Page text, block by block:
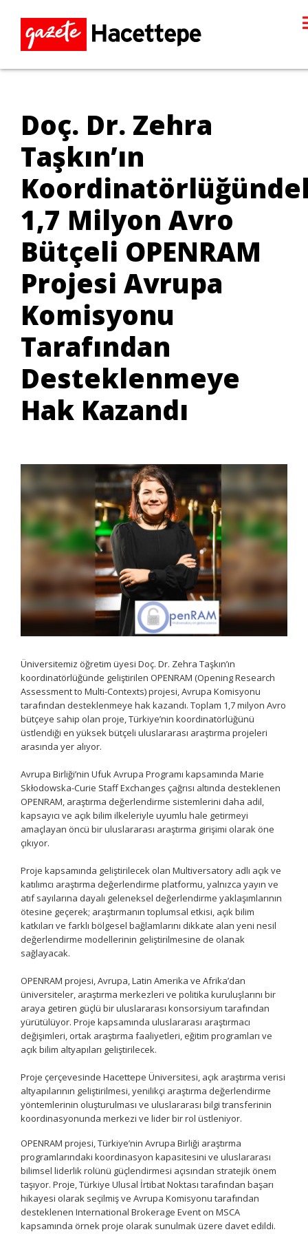
Doç. Dr. Zehra
Taşkın’ın
1,7 Milyon Avro
Bütçeli OPENRAM
Projesi Avrupa
Komisyonu
Tarafından
Desteklenmeye
Hak Kazandı
Üniversitemiz öğretim üyesi Doç. Dr. Zehra Taşkın’ın
koordinatörlüğünde geliştirilen OPENRAM (Opening Research
Assessment to Multi-Contexts) projesi, Avrupa Komisyonu
tarafından desteklenmeye hak kazandı. Toplam 1,7 milyon Avro
bütçeye sahip olan proje, Türkiye’nin koordinatörlüğünü
üstlendiği en yüksek bütçeli uluslararası araştırma projeleri
arasında yer alıyor.
Avrupa Birliği’nin Ufuk Avrupa Programı kapsamında Marie
Skłodowska-Curie Staff Exchanges çağrısı altında desteklenen
OPENRAM, araştırma değerlendirme sistemlerini daha adil,
kapsayıcı ve açık bilim ilkeleriyle uyumlu hale getirmeyi
amaçlayan öncü bir uluslararası araştırma girişimi olarak öne
çıkıyor.
Proje kapsamında geliştirilecek olan Multiversatory adlı açık ve
katılımcı araştırma değerlendirme platformu, yalnızca yayın ve
atıf sayılarına dayalı geleneksel değerlendirme yaklaşımlarının
ötesine geçerek; araştırmanın toplumsal etkisi, açık bilim
katkıları ve farklı bölgesel bağlamlarını dikkate alan yeni nesil
değerlendirme modellerinin geliştirilmesine de olanak
sağlayacak.
OPENRAM projesi, Avrupa, Latin Amerika ve Afrika’dan
üniversiteler, araştırma merkezleri ve politika kuruluşlarını bir
araya getiren güçlü bir uluslararası konsorsiyum tarafından
yürütülüyor. Proje kapsamında uluslararası araştırmacı
değişimleri, ortak araştırma faaliyetleri, eğitim programları ve
açık bilim altyapıları geliştirilecek.
Proje çerçevesinde Hacettepe Üniversitesi, açık araştırma verisi
altyapılarının geliştirilmesi, yenilikçi araştırma değerlendirme
yöntemlerinin oluşturulması ve uluslararası bilgi transferinin
koordinasyonunda merkezi ve lider bir rol üstleniyor.
OPENRAM projesi, Türkiye’nin Avrupa Birliği araştırma
programlarındaki koordinasyon kapasitesini ve uluslararası
bilimsel liderlik rolünü güçlendirmesi açısından stratejik önem
taşıyor. Proje, Türkiye Ulusal İrtibat Noktası tarafından başarı
hikayesi olarak seçilmiş ve Avrupa Komisyonu tarafından
desteklenen International Brokerage Event on MSCA
kapsamında örnek proje olarak sunulmak üzere davet edildi.